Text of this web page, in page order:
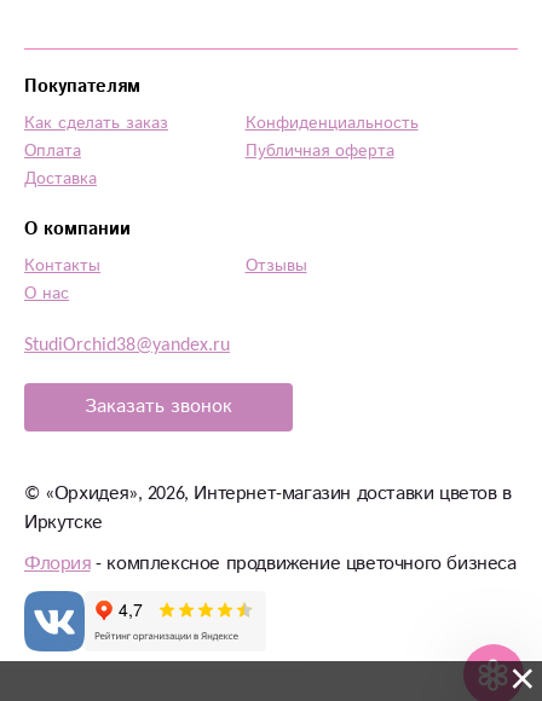
×
StudiOrchid38@yandex.ru
Заказать звонок
Покупателям
Как сделать заказ
Оплата
Доставка
Конфиденциальность
Публичная оферта
О компании
Контакты
О нас
Отзывы
© «Орхидея», 2026, Интернет-магазин доставки цветов в
Иркутске
Флория- комплексное продвижение цветочного бизнеса